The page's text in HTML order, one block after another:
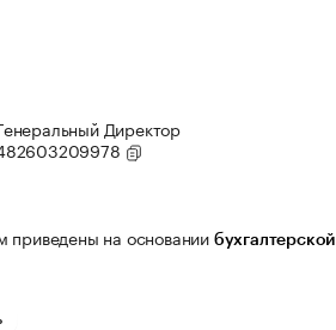
Директор
приведены на основании бухгалтерской